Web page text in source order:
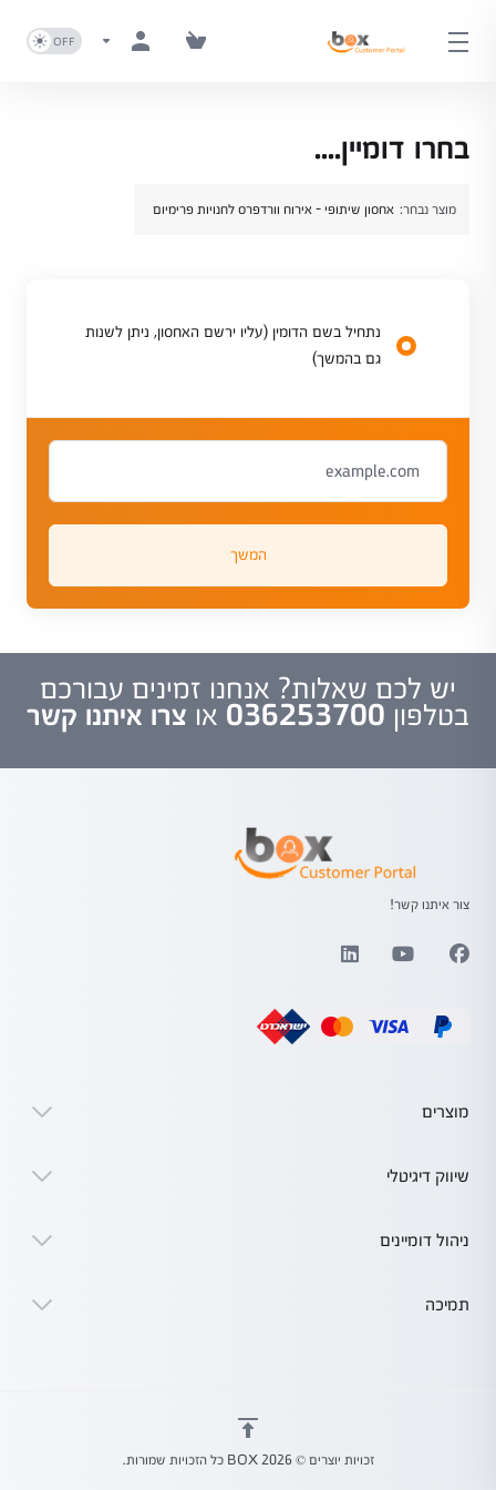
בחרו דומיין....
מוצר נבחר: אחסון שיתופי - אירוח וורדפרס לחנויות פרימיום
נתחיל בשם הדומין (עליו ירשם האחסון, ניתן לשנות
גם בהמשך)
המשך
יש לכם שאלות? אנחנו זמינים עבורכם
בטלפון 036253700 או צרו איתנו קשר
צור איתנו קשר!
מוצרים
שיווק דיגיטלי
ניהול דומיינים
תמיכה
זכויות יוצרים © 2026 BOX כל הזכויות שמורות.